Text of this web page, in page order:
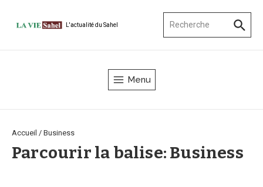
L'actualité du Sahel
Menu
Accueil / Business
Parcourir la balise: Business